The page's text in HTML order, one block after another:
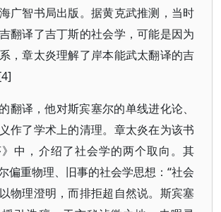
广智书局出版。据黄克武推测，当时
翻译了吉丁斯的社会学，可能是因为
，章太炎理解了岸本能武太翻译的吉
翻译，他对斯宾塞尔的单线进化论、
作了学术上的清理。章太炎在为该书
中，介绍了社会学的两个取向。其
偏重物理、旧事的社会学思想：“社会
物理澄明，而排拒超自然说。斯宾塞